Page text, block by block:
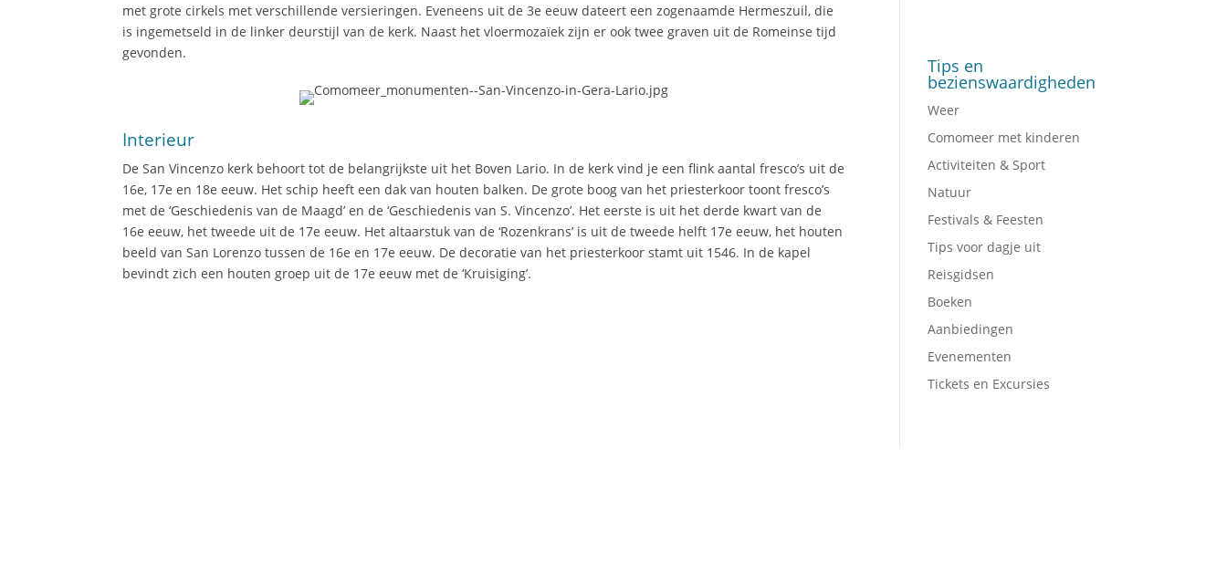
met grote cirkels met verschillende versieringen. Eveneens uit de 3e eeuw dateert een zogenaamde Hermeszuil, die
is ingemetseld in de linker deurstijl van de kerk. Naast het vloermozaïek zijn er ook twee graven uit de Romeinse tijd
gevonden.
Interieur
De San Vincenzo kerk behoort tot de belangrijkste uit het Boven Lario. In de kerk vind je een flink aantal fresco’s uit de
16e, 17e en 18e eeuw. Het schip heeft een dak van houten balken. De grote boog van het priesterkoor toont fresco’s
met de ‘Geschiedenis van de Maagd’ en de ‘Geschiedenis van S. Vincenzo’. Het eerste is uit het derde kwart van de
16e eeuw, het tweede uit de 17e eeuw. Het altaarstuk van de ‘Rozenkrans’ is uit de tweede helft 17e eeuw, het houten
beeld van San Lorenzo tussen de 16e en 17e eeuw. De decoratie van het priesterkoor stamt uit 1546. In de kapel
bevindt zich een houten groep uit de 17e eeuw met de ‘Kruisiging’.
Tips en
bezienswaardigheden
Weer
Comomeer met kinderen
Activiteiten & Sport
Natuur
Festivals & Feesten
Tips voor dagje uit
Reisgidsen
Boeken
Aanbiedingen
Evenementen
Tickets en Excursies